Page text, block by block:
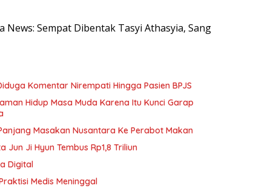
Sempat Dibentak Tasyi Athasyia, Sang
Komentar Nirempati Hingga Pasien BPJS
Hidup Masa Muda Karena Itu Kunci Garap
Masakan Nusantara Ke Perabot Makan
Ji Hyun Tembus Rp1,8 Triliun
Digital
Medis Meninggal